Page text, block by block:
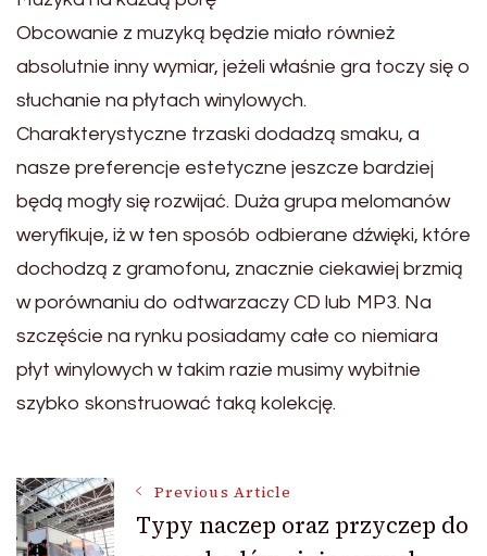
Obcowanie z muzyką będzie miało również
absolutnie inny wymiar, jeżeli właśnie gra toczy się o
słuchanie na płytach winylowych.
Charakterystyczne trzaski dodadzą smaku, a
nasze preferencje estetyczne jeszcze bardziej
będą mogły się rozwijać. Duża grupa melomanów
weryfikuje, iż w ten sposób odbierane dźwięki, które
dochodzą z gramofonu, znacznie ciekawiej brzmią
w porównaniu do odtwarzaczy CD lub MP3. Na
szczęście na rynku posiadamy całe co niemiara
płyt winylowych w takim razie musimy wybitnie
szybko skonstruować taką kolekcję.
Post
Previous Article
Typy naczep oraz przyczep do